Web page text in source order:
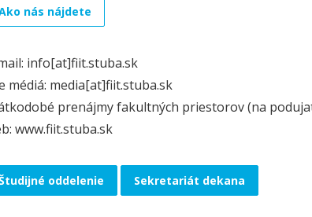
nás nájdete
info[at]fiit.stuba.sk
médiá: media[at]fiit.stuba.sk
prenájmy fakultných priestorov (na
www.fiit.stuba.sk
oddelenie Sekretariát dekana